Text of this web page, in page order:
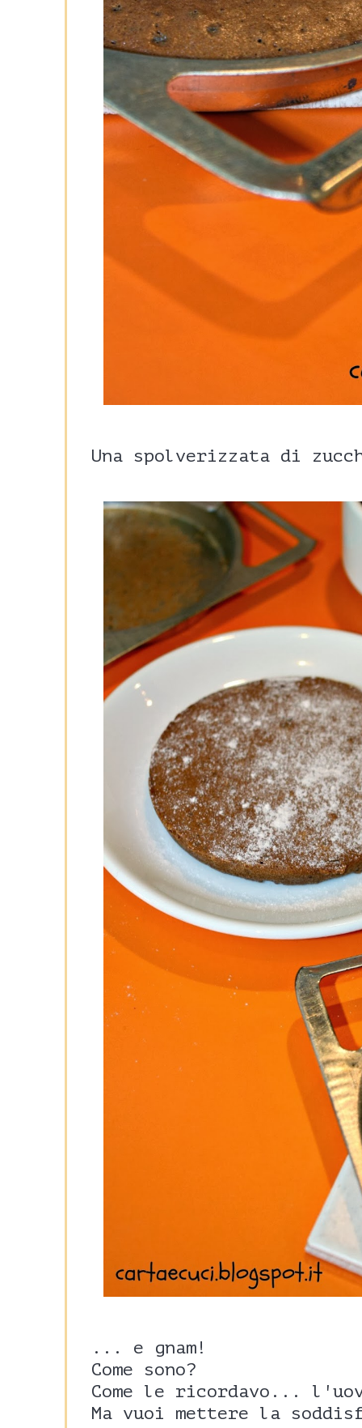
Una spolverizzata di
... e gnam!
Come sono?
Come le ricordavo...
Ma vuoi mettere la